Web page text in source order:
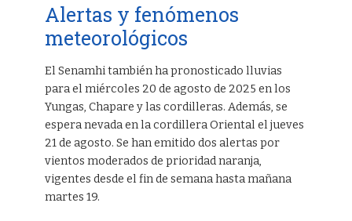
Alertas y fenómenos
meteorológicos
El Senamhi también ha pronosticado lluvias
para el miércoles 20 de agosto de 2025 en los
Yungas, Chapare y las cordilleras. Además, se
espera nevada en la cordillera Oriental el jueves
21 de agosto. Se han emitido dos alertas por
vientos moderados de prioridad naranja,
vigentes desde el fin de semana hasta mañana
martes 19.